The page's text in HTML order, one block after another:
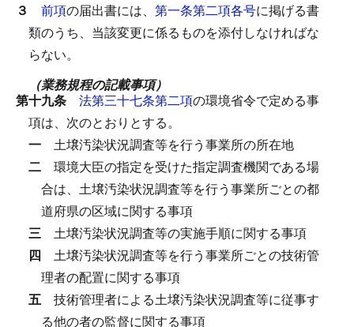
３ 前項の届出書には、 第一条第二項各号に掲げる書
類のうち、当該変更に係るものを添付しなければな
らない。
（業務規程の記載事項）
第十九条 法第三十七条第二項の環境省令で定める事
項は、次のとおりとする。
一 土壌汚染状況調査等を行う事業所の所在地
二 環境大臣の指定を受けた指定調査機関である場
合は、土壌汚染状況調査等を行う事業所ごとの都
道府県の区域に関する事項
三 土壌汚染状況調査等の実施手順に関する事項
四 土壌汚染状況調査等を行う事業所ごとの技術管
理者の配置に関する事項
五 技術管理者による土壌汚染状況調査等に従事す
る他の者の監督に関する事項